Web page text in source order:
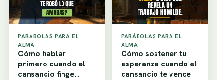
PARÁBOLAS PARA EL
ALMA
Cómo hablar
primero cuando el
cansancio finge
PARÁBOLAS PARA EL
ALMA
Cómo sostener tu
esperanza cuando el
cansancio te vence